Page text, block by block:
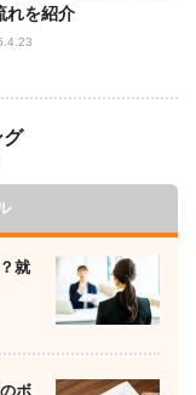
れを紹介
グ
就
ボ